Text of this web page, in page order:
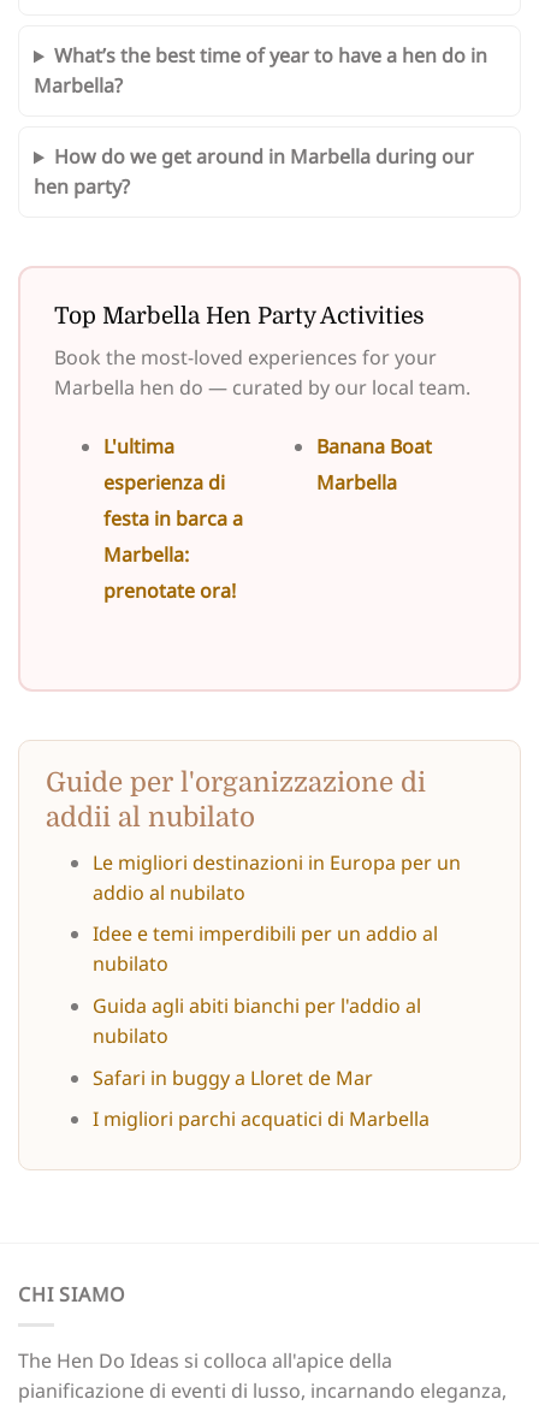
What’s the best time of year to have a hen do in
Marbella?
How do we get around in Marbella during our
hen party?
Top Marbella Hen Party Activities
Book the most-loved experiences for your
Marbella hen do — curated by our local team.
L'ultima
esperienza di
festa in barca a
Marbella:
prenotate ora!
Banana Boat
Marbella
Guide per l'organizzazione di
addii al nubilato
Le migliori destinazioni in Europa per un
addio al nubilato
Idee e temi imperdibili per un addio al
nubilato
Guida agli abiti bianchi per l'addio al
nubilato
Safari in buggy a Lloret de Mar
I migliori parchi acquatici di Marbella
CHI SIAMO
The Hen Do Ideas si colloca all'apice della
pianificazione di eventi di lusso, incarnando eleganza,